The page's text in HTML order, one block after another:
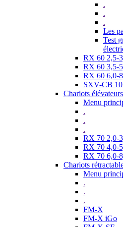
.
.
.
Les
Test
RX 60 2,5-
RX 60 3,5-
RX 60 6,0-
SXV-CB 10
Chariots
Menu
.
.
.
RX 70 2,0-
RX 70 4,0-
RX 70 6,0-
Chariots
Menu
.
.
.
FM-X
FM-X iGo